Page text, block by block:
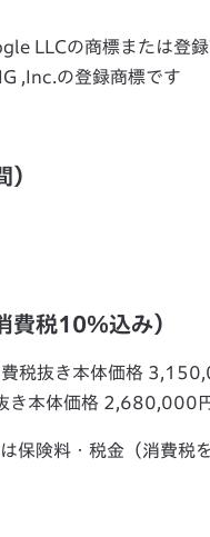
LLCの商標または登録
,Inc.の登録商標です
費税10％込み）
税抜き本体価格
本体価格 2,680,000円
保険料・税金（消費税